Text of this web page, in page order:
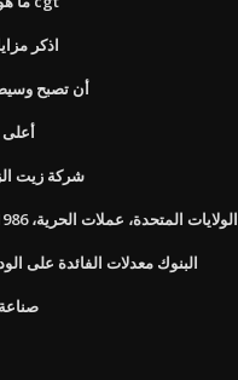
اذكر
أن تصبح
شركة زيت
الولايات المتحدة، عملات الحرية، 1986، الفضة الدولار
البنوك معدلات الفائدة على الودائع